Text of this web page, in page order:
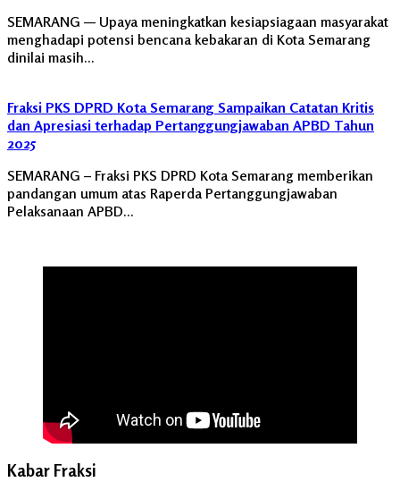
SEMARANG — Upaya meningkatkan kesiapsiagaan masyarakat
menghadapi potensi bencana kebakaran di Kota Semarang
dinilai masih…
Fraksi PKS DPRD Kota Semarang Sampaikan Catatan Kritis
dan Apresiasi terhadap Pertanggungjawaban APBD Tahun
2025
SEMARANG – Fraksi PKS DPRD Kota Semarang memberikan
pandangan umum atas Raperda Pertanggungjawaban
Pelaksanaan APBD…
Kabar Fraksi